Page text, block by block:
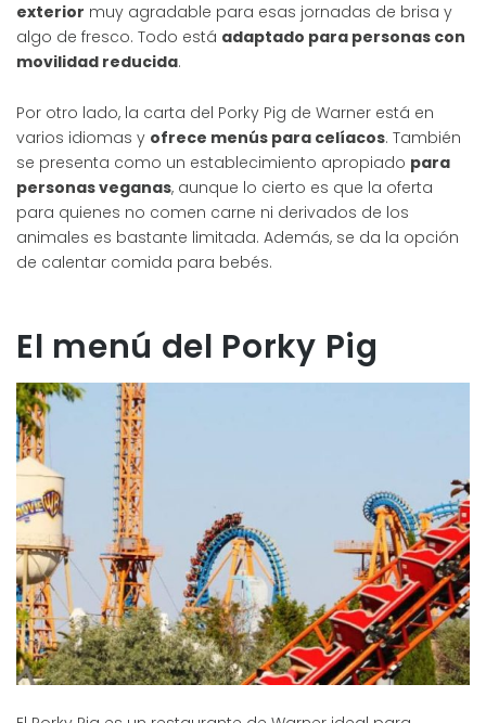
exterior muy agradable para esas jornadas de brisa y
algo de fresco. Todo está adaptado para personas con
movilidad reducida.
Por otro lado, la carta del Porky Pig de Warner está en
varios idiomas y ofrece menús para celíacos. También
se presenta como un establecimiento apropiado para
personas veganas, aunque lo cierto es que la oferta
para quienes no comen carne ni derivados de los
animales es bastante limitada. Además, se da la opción
de calentar comida para bebés.
El menú del Porky Pig